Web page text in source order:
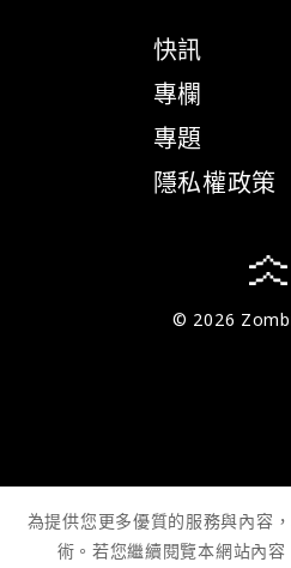
快訊
專欄
專題
隱私權政策
© 2026
為提供您更多優質的服務與內容
術。若您繼續閱覽本網站內